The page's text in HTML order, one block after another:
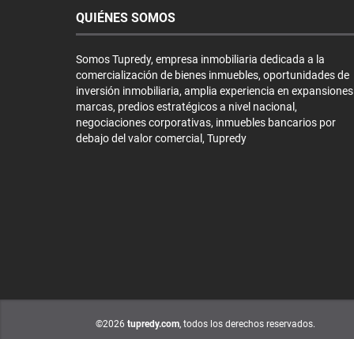
QUIÉNES SOMOS
Somos Tupredy, empresa inmobiliaria dedicada a la
comercialización de bienes inmuebles, oportunidades de
inversión inmobiliaria, amplia experiencia en
marcas, predios estratégicos a nivel nacional,
negociaciones corporativas, inmuebles bancarios por
debajo del valor comercial, Tupredy
©2026 tupredy.com, todos los derechos reservados.